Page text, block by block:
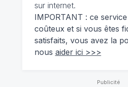
sur internet.
IMPORTANT : ce
coûteux et si vous êtes
satisfaits, vous avez la
nous aider ici >>>